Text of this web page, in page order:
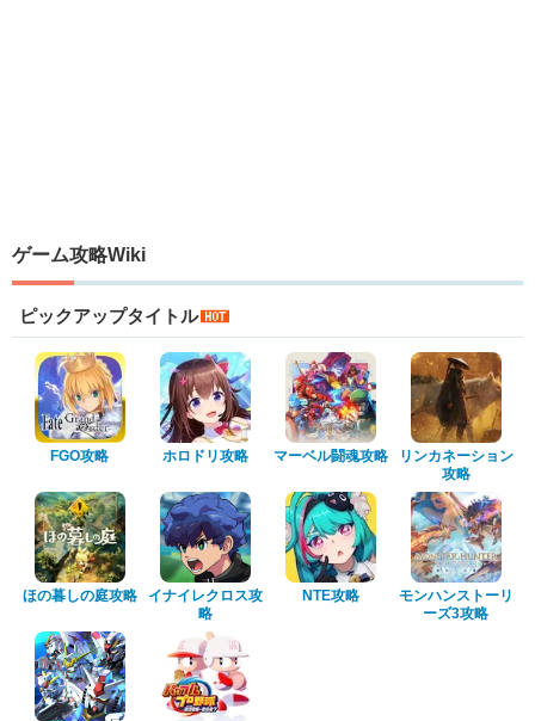
ゲーム攻略Wiki
ピックアップタイトル
FGO攻略 ホロドリ攻略 マーベル闘魂攻略
リンカネーション
攻略
ほの暮しの庭攻略
イナイレクロス攻
略
NTE攻略
モンハンストーリ
ーズ3攻略